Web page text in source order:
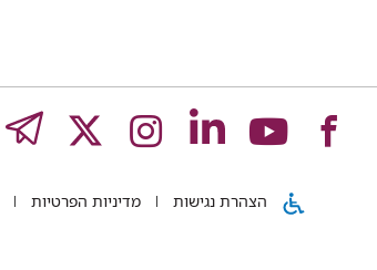
לעמוד
של
לעמוד
של
לעמוד
של
לעמוד
שלשל
הצהרת נגישות מדיניות הפרטיות